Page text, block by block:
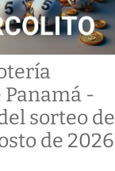
-
sorteo de
de 2026